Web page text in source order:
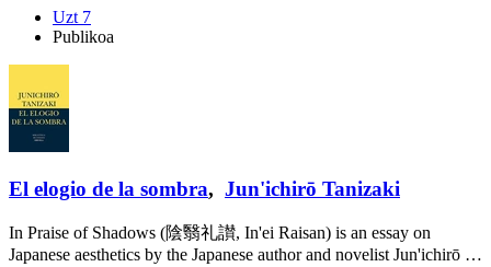
Uzt 7
Publikoa
El elogio de la sombra, Jun'ichirō Tanizaki
In Praise of Shadows (陰翳礼讃, In'ei Raisan) is an essay on
Japanese aesthetics by the Japanese author and novelist Jun'ichirō …